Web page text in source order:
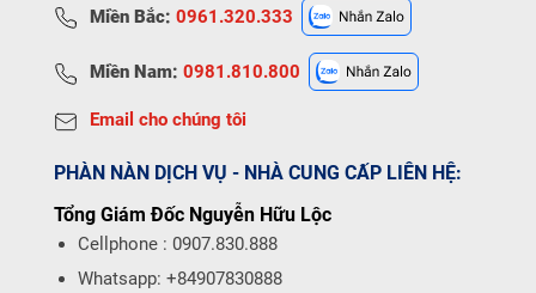
Miền Bắc: 0961.320.333
Miền Nam: 0981.810.800
Email cho chúng tôi
PHÀN NÀN DỊCH VỤ - NHÀ CUNG CẤP LIÊN HỆ:
Tổng Giám Đốc Nguyễn Hữu Lộc
Cellphone : 0907.830.888
Whatsapp: +84907830888